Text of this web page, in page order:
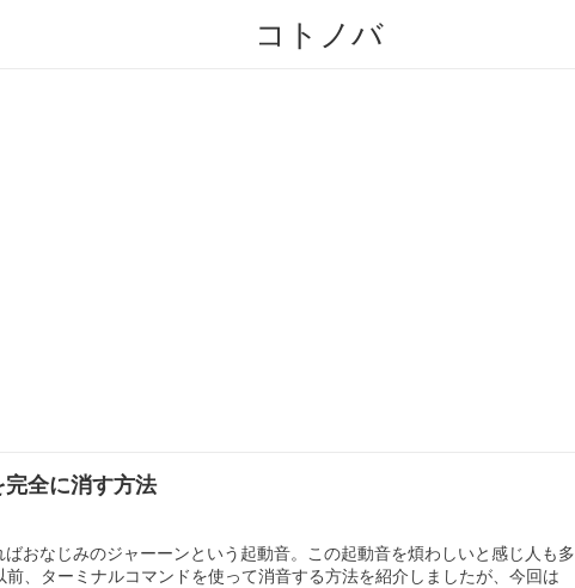
コトノバ
全に消す方法
おなじみのジャーーンという起動音。この起動音を煩わしいと感じ人も多
前、ターミナルコマンドを使って消音する方法を紹介しましたが、今回は